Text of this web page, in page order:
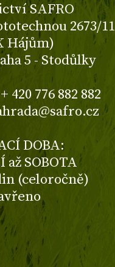
SAFRO
2673/11
Hájům)
5 - Stodůlky
420 776 882 882
DOBA:
až SOBOTA
(celoročně)